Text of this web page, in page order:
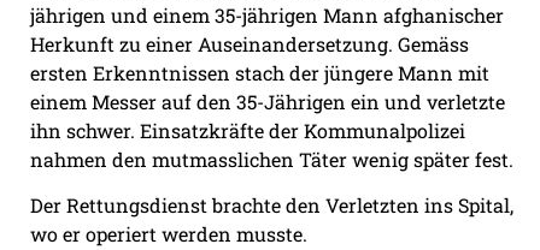
jährigen und einem 35-jährigen Mann afghanischer
Herkunft zu einer Auseinandersetzung. Gemäss
ersten Erkenntnissen stach der jüngere Mann mit
einem Messer auf den 35-Jährigen ein und verletzte
ihn schwer. Einsatzkräfte der Kommunalpolizei
nahmen den mutmasslichen Täter wenig später fest.
Der Rettungsdienst brachte den Verletzten ins Spital,
wo er operiert werden musste.